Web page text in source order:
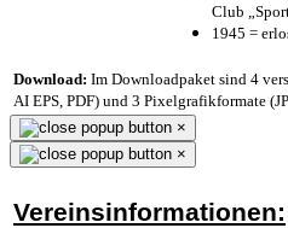
Club
1945 =
Download: Im Downloadpaket sind 4
AI EPS, PDF) und 3 Pixelgrafikformate
×
×
Vereinsinformationen: